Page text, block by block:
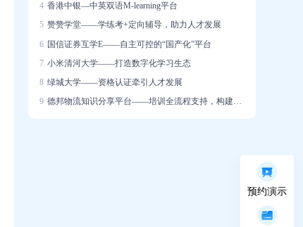
4 香港中银—中英双语M-learning平台
5 赞赞学堂——学练考+定向辅导，助力人才发展
6 国信证券互学E——自主可控的“国产化”平台
7 小米清河大学——打造数字化学习生态
8 绿城大学——资格认证牵引人才发展
9 德邦物流知识分享平台——培训全流程支持，构建学习社区
预约演示